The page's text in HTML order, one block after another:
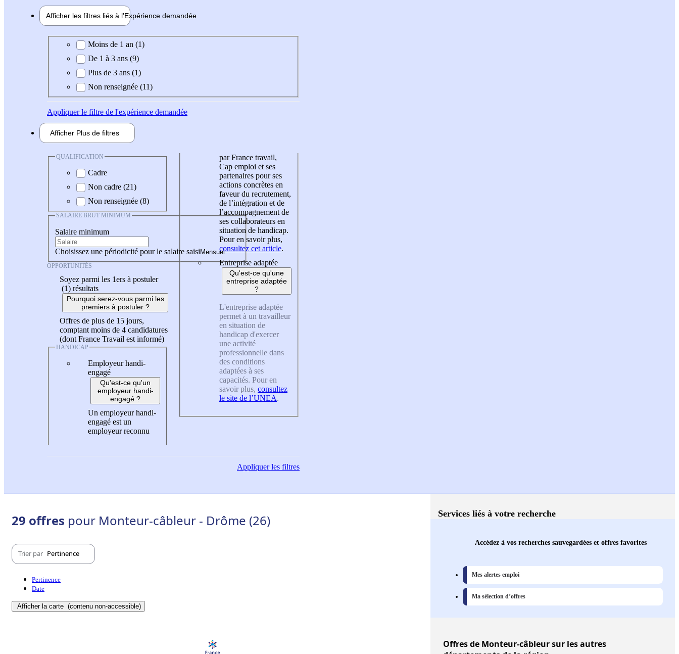
Afficher les filtres liés à l'Expérience demandée
Expérience demandée
Moins de 1 an (1)
De 1 à 3 ans (9)
Plus de 3 ans (1)
Non renseignée (11)
Appliquerle filtre de l'expérience demandée
Afficher Plus de filtres
QUALIFICATION
Cadre
Non cadre (21)
Non renseignée (8)
SALAIRE BRUT MINIMUM
Salaire minimum
Choisissez une périodicité pour le salaire saisi
OPPORTUNITÉS
Soyez parmi les 1ers à postuler
(1) résultats
Pourquoi serez-vous parmi les
premiers à postuler ?
Offres de plus de 15 jours,
comptant moins de 4 candidatures
(dont France Travail est informé)
HANDICAP
Employeur handi-
engagé
Qu'est-ce qu'un
employeur handi-
engagé ?
Un employeur handi-
engagé est un
employeur reconnu
par France travail,
Cap emploi et ses
partenaires pour ses
actions concrètes en
faveur du recrutement,
de l’intégration et de
l’accompagnement de
ses collaborateurs en
situation de handicap.
Pour en savoir plus,
consultez cet article.
Entreprise adaptée
Qu'est-ce qu'une
entreprise adaptée
?
L'entreprise adaptée
permet à un travailleur
en situation de
handicap d'exercer
une activité
professionnelle dans
des conditions
adaptées à ses
capacités. Pour en
savoir plus, consultez
le site de l’UNEA.
Appliquerles filtres
29 offres pour Monteur-câbleur - Drôme (26)
Trier par Pertinence
Pertinence
Date
Afficher la carte (contenu non-accessible)
Services liés à votre recherche
Accédez à vos recherches sauvegardées et offres favorites
Mes alertes emploi
Ma sélection d’offres
Offresde Monteur-câbleur sur les autres